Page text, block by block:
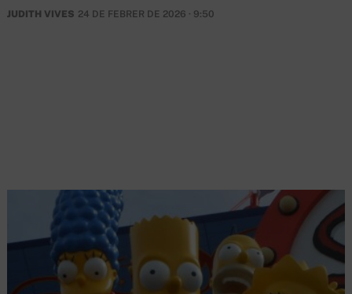
JUDITH VIVES 24 DE FEBRER DE 2026 · 9:50